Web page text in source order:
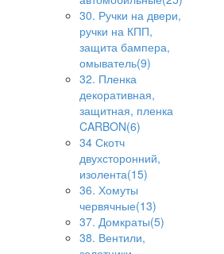
30. Ручки на двери,
ручки на КПП,
защита бампера,
омыватель(9)
32. Пленка
декоративная,
защитная, пленка
CARBON(6)
34 Скотч
двухсторонний,
изолента(15)
36. Хомуты
червячные(13)
37. Домкраты(5)
38. Вентили,